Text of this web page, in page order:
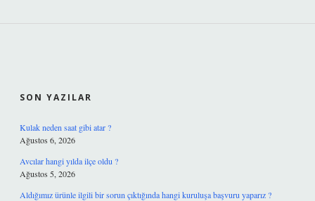
SON YAZILAR
Kulak neden saat gibi atar ?
Ağustos 6, 2026
Avcılar hangi yılda ilçe oldu ?
Ağustos 5, 2026
Aldığımız ürünle ilgili bir sorun çıktığında hangi kuruluşa başvuru yaparız ?